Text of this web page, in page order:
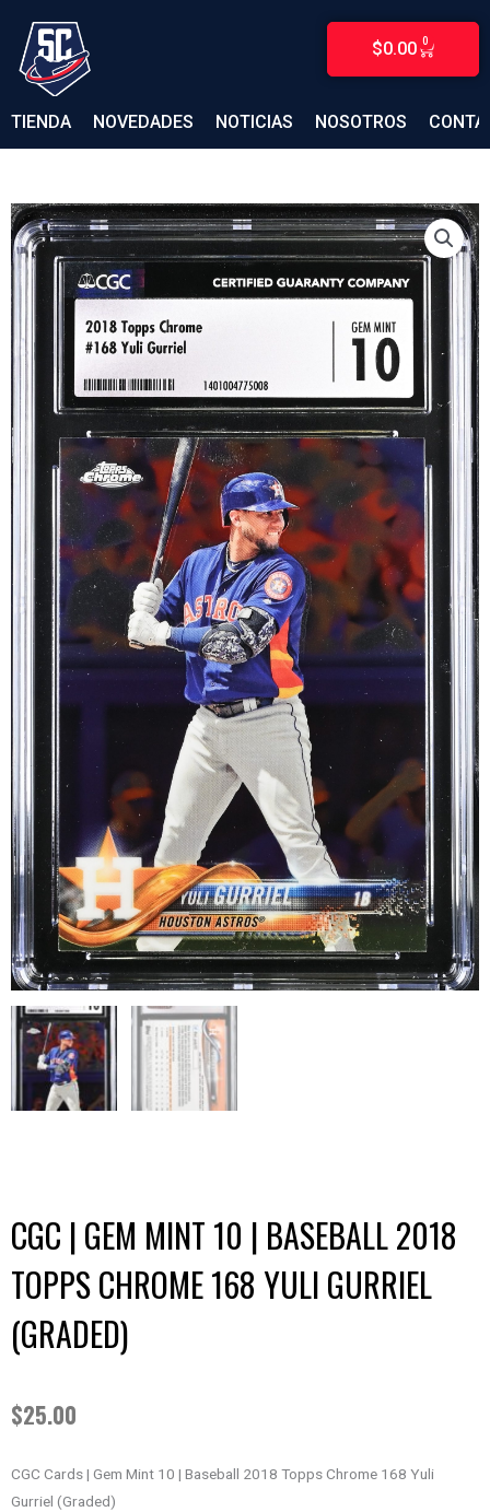
contenido
$0.00 0
CARRITO
TIENDA NOVEDADES NOTICIAS NOSOTROS
CGC | GEM MINT 10 | BASEBALL 2018
TOPPS CHROME 168 YULI GURRIEL
(GRADED)
$25.00
CGC Cards | Gem Mint 10 | Baseball 2018 Topps Chrome 168 Yuli
Gurriel (Graded)